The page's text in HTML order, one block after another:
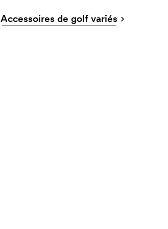
Accessoires de golf variés